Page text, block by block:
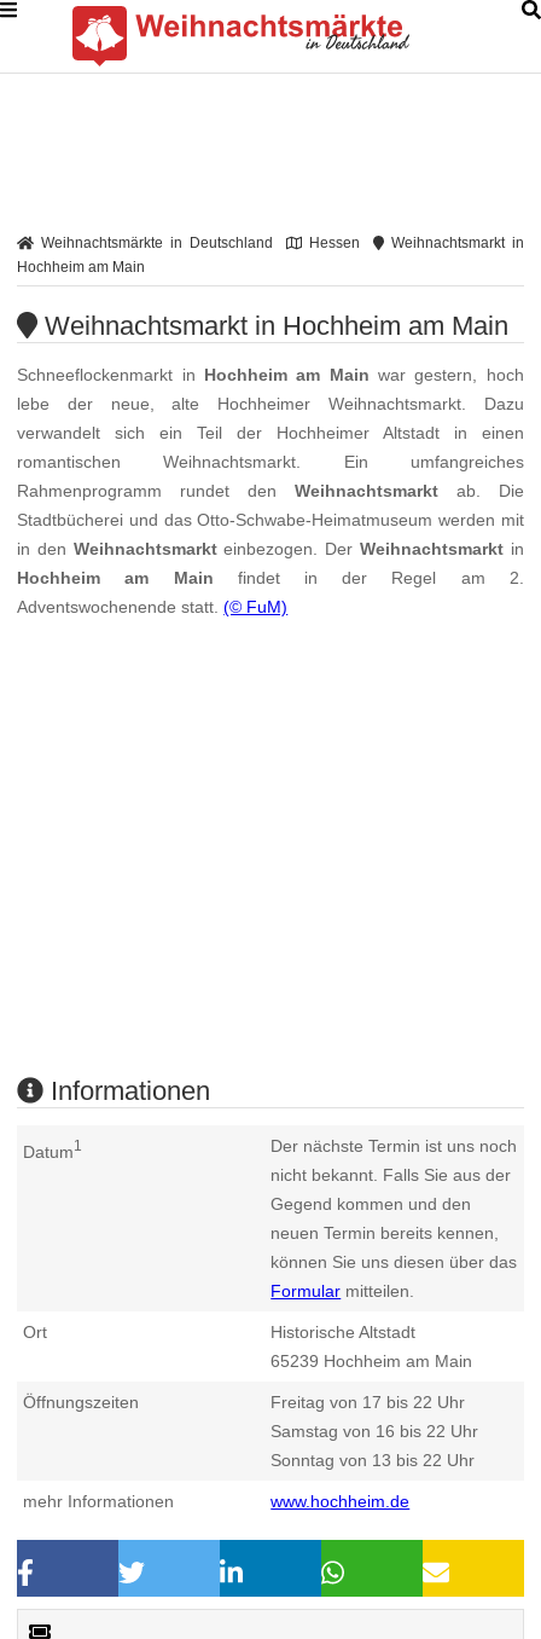
Weihnachtsmärkte in Deutschland Hessen
Weihnachtsmarkt in
Hochheim am Main
Weihnachtsmarkt in Hochheim am Main
Schneeflockenmarkt in Hochheim am Main war gestern, hoch
lebe der neue, alte Hochheimer Weihnachtsmarkt. Dazu
verwandelt sich ein Teil der Hochheimer Altstadt in einen
romantischen Weihnachtsmarkt. Ein umfangreiches
Rahmenprogramm rundet den Weihnachtsmarktab. Die
Stadtbücherei und das Otto-Schwabe-Heimatmuseum werden mit
in den Weihnachtsmarkteinbezogen. Der Weihnachtsmarktin
Hochheim am Main findet in der Regel am 2.
Adventswochenende statt.(© FuM)
Informationen
Datum1
Der nächste Termin ist uns noch
nicht bekannt. Falls Sie aus der
Gegend kommen und den
neuen Termin bereits kennen,
können Sie uns diesen über das
Formular mitteilen.
Ort
Historische Altstadt
65239 Hochheim am Main
Öffnungszeiten
Freitag von 17 bis 22 Uhr
Samstag von 16 bis 22 Uhr
Sonntag von 13 bis 22 Uhr
mehr Informationen www.hochheim.de